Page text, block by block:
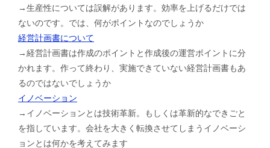
→生産性については誤解があります。効率を上げるだけでは
ないのです。では、何がポイントなのでしょうか
経営計画書について
→経営計画書は作成のポイントと作成後の運営ポイントに分
かれます。作って終わり、実施できていない経営計画書もあ
るのではないでしょうか
イノベーション
→イノベーションとは技術革新。もしくは革新的なできごと
を指しています。会社を大きく転換させてしまうイノベーシ
ョンとは何かを考えてみます